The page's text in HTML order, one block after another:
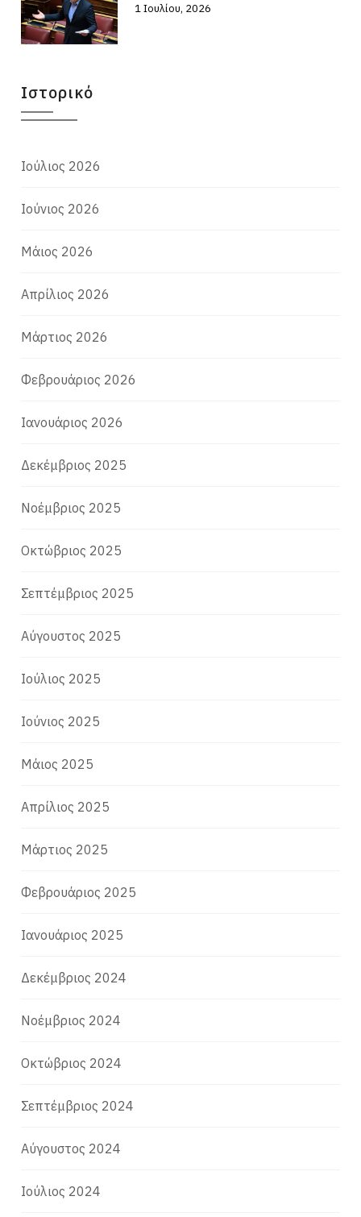
1 Ιουλίου, 2026
Ιστορικό
Ιούλιος 2026
Ιούνιος 2026
Μάιος 2026
Απρίλιος 2026
Μάρτιος 2026
Φεβρουάριος 2026
Ιανουάριος 2026
Δεκέμβριος 2025
Νοέμβριος 2025
Οκτώβριος 2025
Σεπτέμβριος 2025
Αύγουστος 2025
Ιούλιος 2025
Ιούνιος 2025
Μάιος 2025
Απρίλιος 2025
Μάρτιος 2025
Φεβρουάριος 2025
Ιανουάριος 2025
Δεκέμβριος 2024
Νοέμβριος 2024
Οκτώβριος 2024
Σεπτέμβριος 2024
Αύγουστος 2024
Ιούλιος 2024